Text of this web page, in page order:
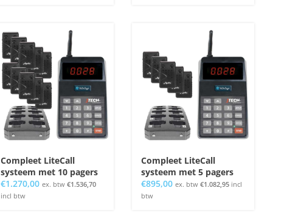
Compleet LiteCall
systeem met 10 pagers
€1.270,00 ex. btw €1.536,70
incl btw
Compleet LiteCall
systeem met 5 pagers
€895,00 ex. btw €1.082,95incl
btw